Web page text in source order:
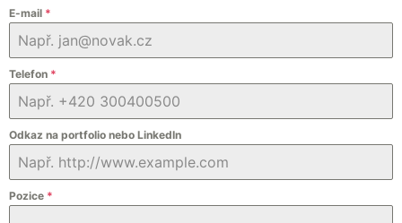
E-mail *
Telefon *
Odkaz na portfolio nebo LinkedIn
Pozice *